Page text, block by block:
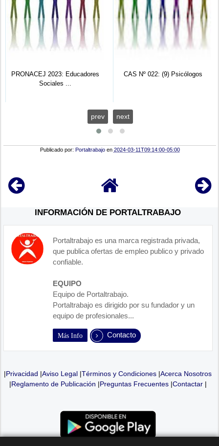
PRONACEJ 2023: Educadores
Sociales ...
CAS Nº 022: (9) Psicólogos
prev next
Publicado por: Portaltrabajo en 2024-03-11T09:14:00-05:00
INFORMACIÓN DE PORTALTRABAJO
Portaltrabajo es una marca registrada privada,
que publica ofertas de empleo publico y privado
confiable.
EQUIPO
Equipo de Portaltrabajo.
Portaltrabajo es dirigido por su fundador y un
equipo de profesionales...
Más Info Contacto
|Privacidad |Aviso Legal |Términos y Condiciones |Acerca Nosotros
|Reglamento de Publicación |Preguntas Frecuentes|Contactar|